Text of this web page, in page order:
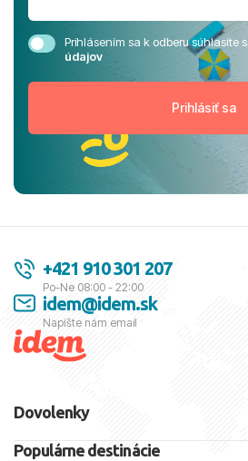
Prihlásením sa k odberu súhlasíte s
údajov
+421 910 301 207
Po-Ne 08:00 - 22:00
idem@idem.sk
Napíšte nám email
Dovolenky
Populárne destinácie